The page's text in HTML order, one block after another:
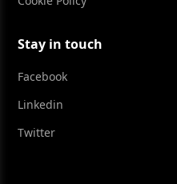
Stay in touch
Facebook
Linkedin
Twitter